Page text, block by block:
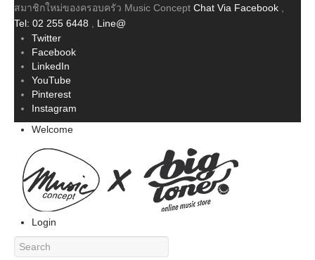
สมาชิกใหม่ของครอบครัว Music Concept Chat Via Facebook
Tel: 02 255 6448
Line@
Twitter
Facebook
LinkedIn
YouTube
Pinterest
Instagram
Welcome
Login